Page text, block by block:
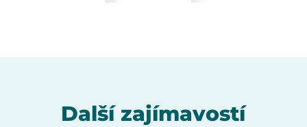
Další zajímavostí